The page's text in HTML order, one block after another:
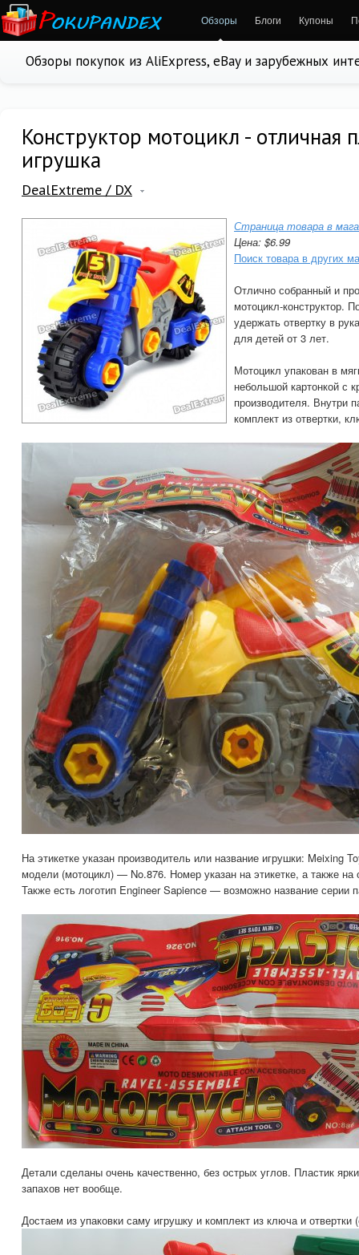
Обзоры Блоги Купоны
Обзоры покупок из AliExpress, eBay и зарубежных
Конструктор мотоцикл - отличная
игрушка
DealExtreme / DX
Страница товара в
Цена: $6.99
Поиск товара в других
Отлично собранный и
мотоцикл-конструктор.
удержать отвертку в
для детей от 3 лет.
Мотоцикл упакован в
небольшой картонкой с
производителя. Внутри
комплект из отвертки,
На этикетке указан производитель или название игрушки: Meixing
модели (мотоцикл) — No.876. Номер указан на этикетке, а также на
Также есть логотип Engineer Sapience — возможно название серии
Детали сделаны очень качественно, без острых углов. Пластик
запахов нет вообще.
Достаем из упаковки саму игрушку и комплект из ключа и отвертки